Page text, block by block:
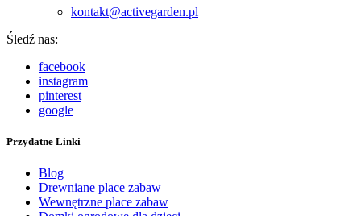
kontakt@activegarden.pl
Śledź nas:
facebook
instagram
pinterest
google
Przydatne Linki
Blog
Drewniane place zabaw
Wewnętrzne place zabaw